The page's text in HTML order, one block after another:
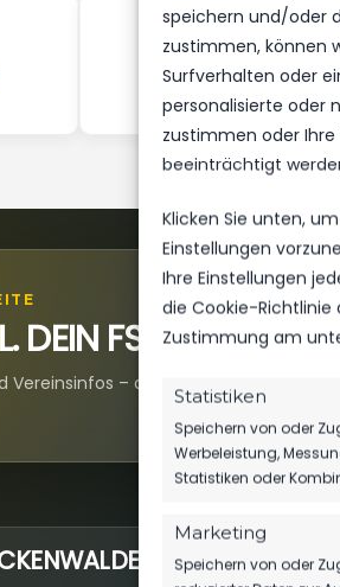
speichern und/oder
zustimmen, können
Surfverhalten oder
personalisierte oder
zustimmen oder
beeinträchtigt
Klicken Sie unten,
Einstellungen
Ihre Einstellungen
die Cookie-
Zustimmung am
Statistiken
Speichern von oder
Werbeleistung,
Statistiken oder
Marketing
Speichern von oder
DEIN FSV.
Vereinsinfos – alles kompakt auf
NEUESTE